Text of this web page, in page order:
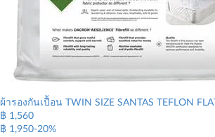
ผ้ารองกันเปื้อน TWIN SIZE SANTAS TEFLON FLAT
฿ 1,560
฿ 1,950-20%